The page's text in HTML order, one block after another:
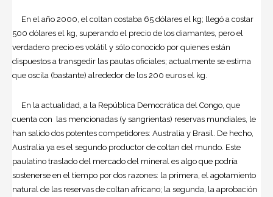
En el año 2000, el coltan costaba 65 dólares el kg; llegó a costar
500 dólares el kg, superando el precio de los diamantes, pero el
verdadero precio es volátil y sólo conocido por quienes están
dispuestos a transgedir las pautas oficiales; actualmente se estima
que oscila (bastante) alrededor de los 200 euros el kg.
En la actualidad, a la República Democrática del Congo, que
cuenta con las mencionadas (y sangrientas) reservas mundiales, le
han salido dos potentes competidores: Australia y Brasil. De hecho,
Australia ya es el segundo productor de coltan del mundo. Este
paulatino traslado del mercado del mineral es algo que podría
sostenerse en el tiempo por dos razones: la primera, el agotamiento
natural de las reservas de coltan africano; la segunda, la aprobación